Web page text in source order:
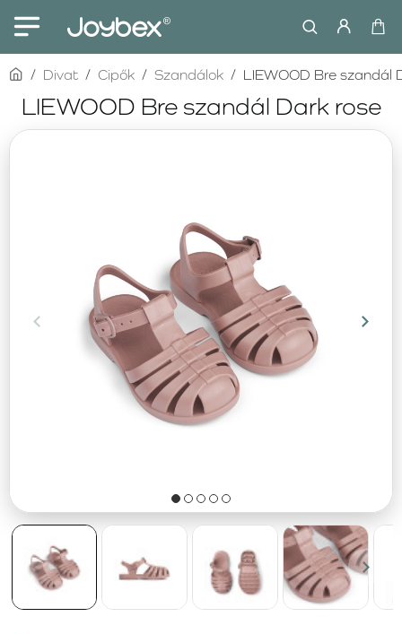
LIEWOOD Bre szandál Dark rose
homeDivat Cipők Szandálok LIEWOOD Bre szandál